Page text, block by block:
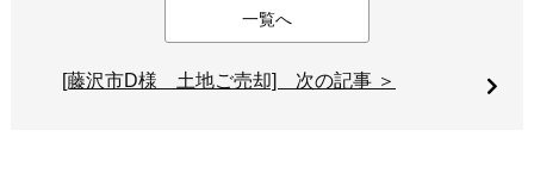
一覧へ
[藤沢市D様 土地ご売却] 次の記事 ＞